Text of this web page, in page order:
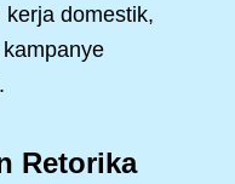
domestik,
Retorika